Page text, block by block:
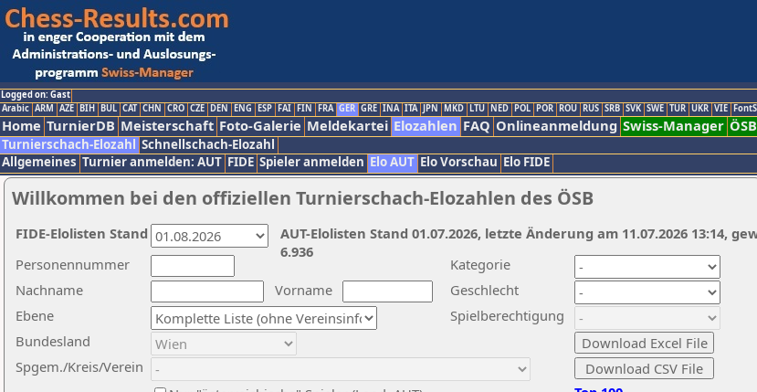
Logged on: Gast
Arabic ARM AZE BIH BUL CAT CHN CRO CZE DEN ENG ESP FAI FIN FRA GER GRE INA ITA JPN MKD LTU NED POL POR ROU RUS SRB SVK SWE TUR UKR VIE
Home TurnierDB Meisterschaft Foto-Galerie Meldekartei Elozahlen FAQ Onlineanmeldung Swiss-Manager ÖSB
Turnierschach-Elozahl Schnellschach-Elozahl
Allgemeines Turnier anmelden: AUT FIDE Spieler anmelden Elo AUT Elo Vorschau Elo FIDE
Willkommen bei den offiziellen Turnierschach-Elozahlen des ÖSB
Nachname
Vorname
Ebene
Kategorie
Personennummer
Bundesland
Spgem./Kreis/Verein
Geschlecht
Spielberechtigung
AUT-Elolisten Stand 01.07.2026, letzte Änderung am 11.07.2026 13:14,
6.936
FIDE-Elolisten Stand